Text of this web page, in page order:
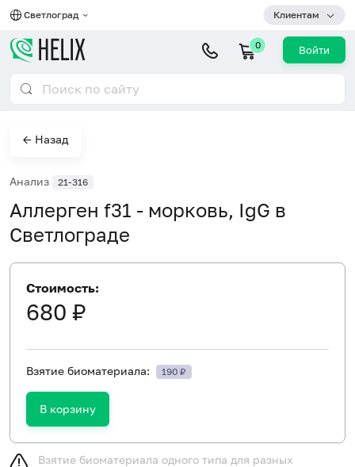
Светлоград Клиентам
0 Войти
← Назад
Анализ 21-316
Аллерген f31 - морковь, IgG в
Светлограде
Стоимость:
680 ₽
Взятие биоматериала: 190 ₽
В корзину
Взятие биоматериала одного типа для разных